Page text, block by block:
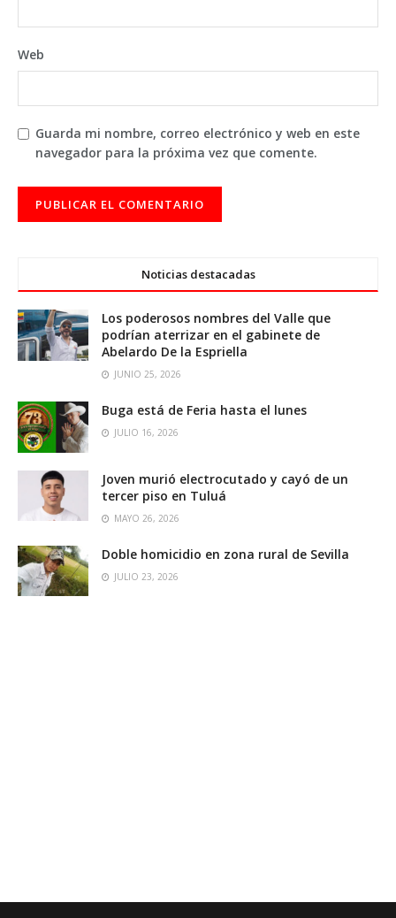
Web
Guarda mi nombre, correo electrónico y web en este
navegador para la próxima vez que comente.
Noticias destacadas
Los poderosos nombres del Valle que
podrían aterrizar en el gabinete de
Abelardo De la Espriella
JUNIO 25, 2026
Buga está de Feria hasta el lunes
JULIO 16, 2026
Joven murió electrocutado y cayó de un
tercer piso en Tuluá
MAYO 26, 2026
Doble homicidio en zona rural de Sevilla
JULIO 23, 2026